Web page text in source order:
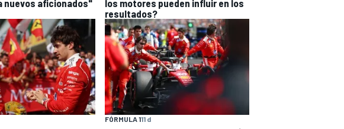
nuevos aficionados"
los motores pueden influir en los
resultados?
FÓRMULA 111 d